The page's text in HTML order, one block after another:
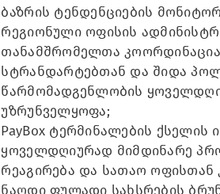
ბაზრის ტენდენციების
რეგიონული ოფისის
თანამშრომელთა
სტრანდარტებთან და შიდა
წარმომადგენლობის
უზრუნველყოფა;
PayBox ტერმინალების
ყოველდღიურად მიმდინარე
რეაგირება და სათაო ოფისთან